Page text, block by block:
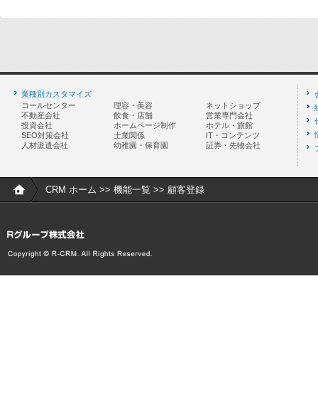
業種別カスタマイズ
コールセンター
不動産会社
投資会社
SEO対策会社
人材派遣会社
理容・美容
飲食・店舗
ホームページ制作
士業関係
幼稚園・保育園
ネットショップ
営業専門会社
ホテル・旅館
IT・コンテンツ
証券・先物会社
CRM ホーム >> 機能一覧 >> 顧客登録